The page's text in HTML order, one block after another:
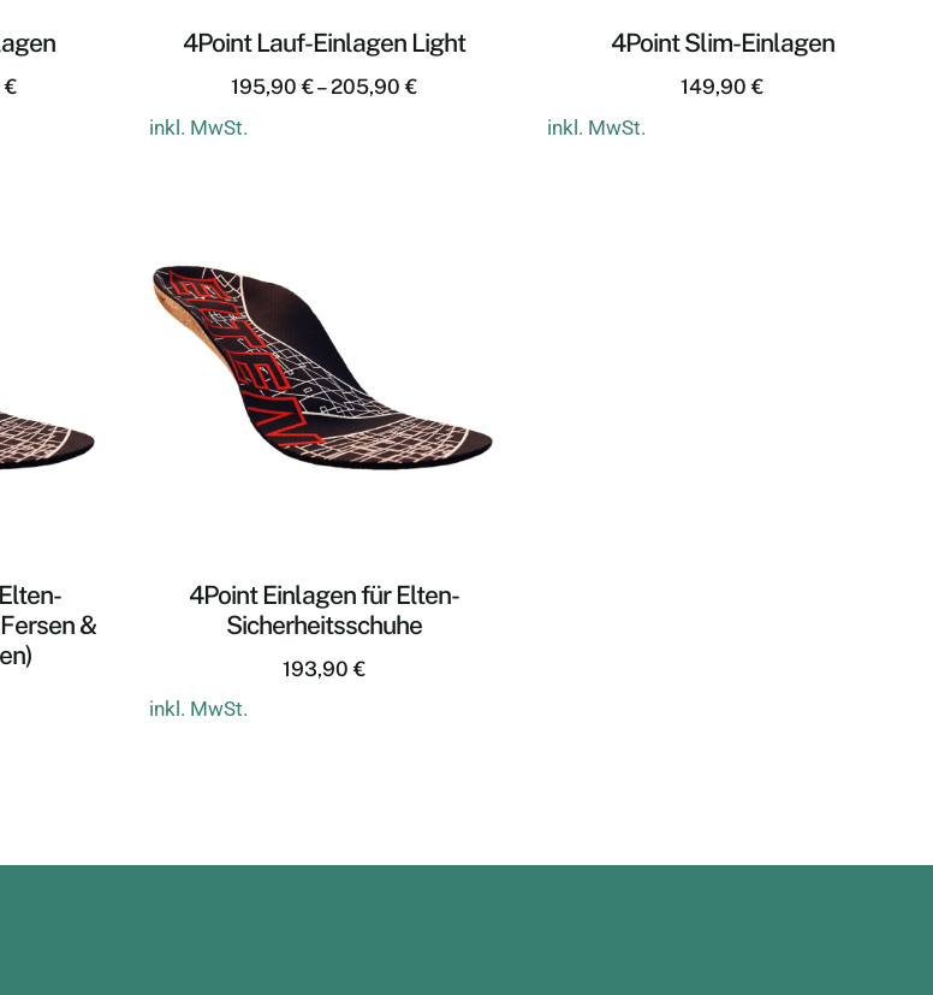
€
4Point Lauf-Einlagen Light
195,90€– 205,90€
inkl. MwSt.
4Point Slim-Einlagen
149,90€
inkl. MwSt.
&
4Point Einlagen für Elten-
Sicherheitsschuhe
193,90€
inkl. MwSt.